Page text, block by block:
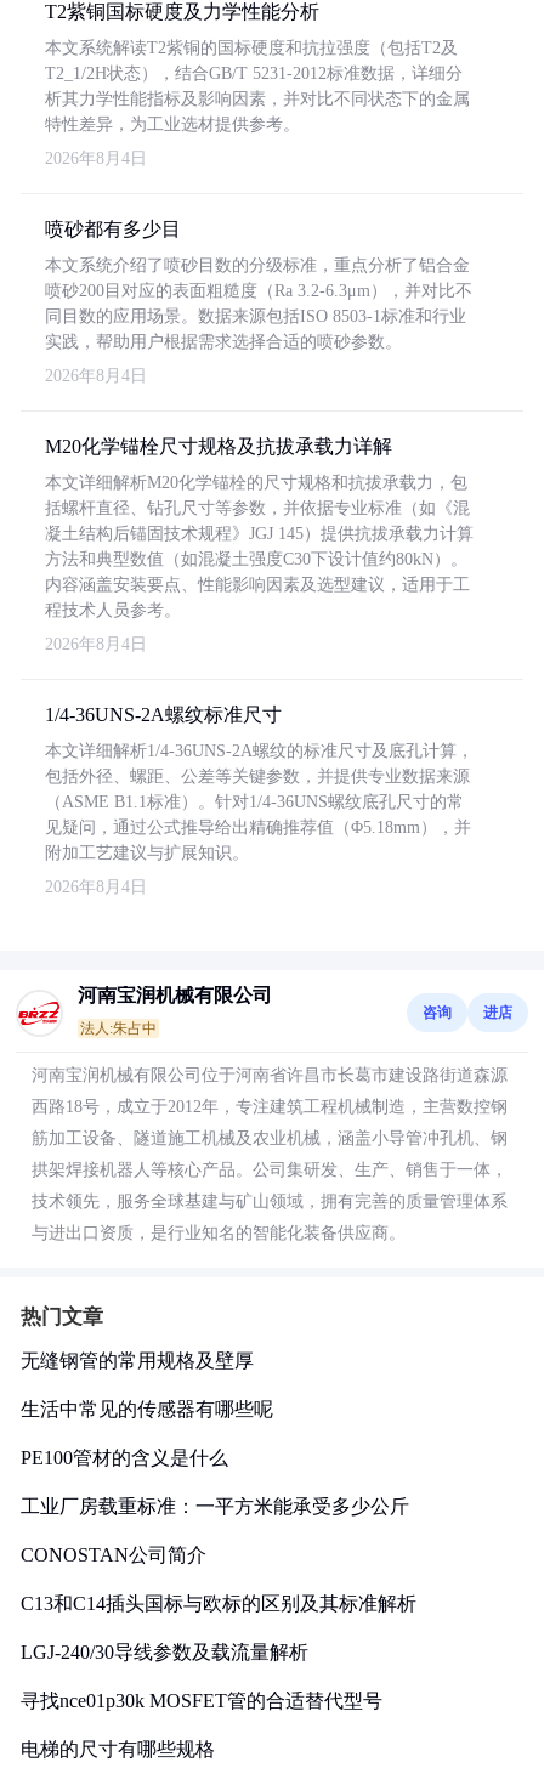
T2紫铜国标硬度及力学性能分析
本文系统解读T2紫铜的国标硬度和抗拉强度（包括T2及
T2_1/2H状态），结合GB/T 5231-2012标准数据，详细分
析其力学性能指标及影响因素，并对比不同状态下的金属
特性差异，为工业选材提供参考。
2026年8月4日
喷砂都有多少目
本文系统介绍了喷砂目数的分级标准，重点分析了铝合金
喷砂200目对应的表面粗糙度（Ra 3.2-6.3μm），并对比不
同目数的应用场景。数据来源包括ISO 8503-1标准和行业
实践，帮助用户根据需求选择合适的喷砂参数。
2026年8月4日
M20化学锚栓尺寸规格及抗拔承载力详解
本文详细解析M20化学锚栓的尺寸规格和抗拔承载力，包
括螺杆直径、钻孔尺寸等参数，并依据专业标准（如《混
凝土结构后锚固技术规程》JGJ 145）提供抗拔承载力计算
方法和典型数值（如混凝土强度C30下设计值约80kN）。
内容涵盖安装要点、性能影响因素及选型建议，适用于工
程技术人员参考。
2026年8月4日
1/4-36UNS-2A螺纹标准尺寸
本文详细解析1/4-36UNS-2A螺纹的标准尺寸及底孔计算，
包括外径、螺距、公差等关键参数，并提供专业数据来源
（ASME B1.1标准）。针对1/4-36UNS螺纹底孔尺寸的常
见疑问，通过公式推导给出精确推荐值（Φ5.18mm），并
附加工艺建议与扩展知识。
2026年8月4日
河南宝润机械有限公司
法人:朱占中
咨询 进店
河南宝润机械有限公司位于河南省许昌市长葛市建设路街道森源
西路18号，成立于2012年，专注建筑工程机械制造，主营数控钢
筋加工设备、隧道施工机械及农业机械，涵盖小导管冲孔机、钢
拱架焊接机器人等核心产品。公司集研发、生产、销售于一体，
技术领先，服务全球基建与矿山领域，拥有完善的质量管理体系
与进出口资质，是行业知名的智能化装备供应商。
热门文章
无缝钢管的常用规格及壁厚
生活中常见的传感器有哪些呢
PE100管材的含义是什么
工业厂房载重标准：一平方米能承受多少公斤
CONOSTAN公司简介
C13和C14插头国标与欧标的区别及其标准解析
LGJ-240/30导线参数及载流量解析
寻找nce01p30k MOSFET管的合适替代型号
电梯的尺寸有哪些规格